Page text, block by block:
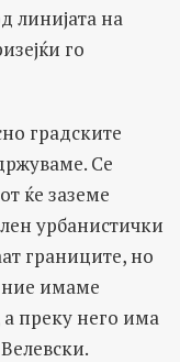
линијата на
го
градските
Се
ќе заземе
урбанистички
границите, но
ние имаме
преку него има